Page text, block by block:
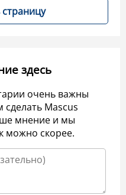
здесь
очень важны
сделать Mascus
мнение и мы
можно скорее.